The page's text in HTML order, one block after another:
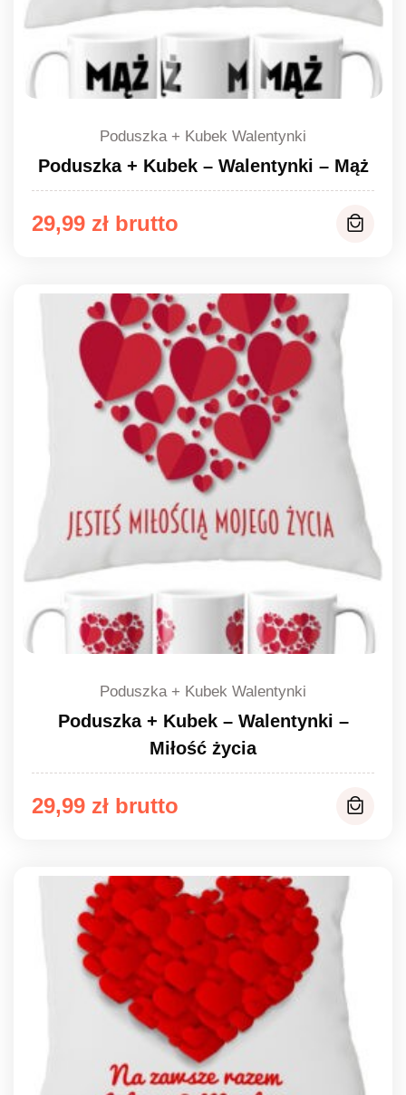
Poduszka + Kubek Walentynki
Poduszka + Kubek – Walentynki – Mąż
29,99 zł
Poduszka + Kubek Walentynki
Poduszka + Kubek – Walentynki –
Miłość życia
29,99 zł